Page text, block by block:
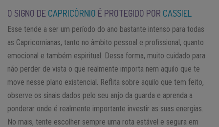
O SIGNO DE CAPRICÓRNIO É PROTEGIDO POR CASSIEL
Esse tende a ser um período do ano bastante intenso para todas
as Capricornianas, tanto no âmbito pessoal e profissional, quanto
emocional e também espiritual. Dessa forma, muito cuidado para
não perder de vista o que realmente importa nem aquilo que te
move nesse plano existencial. Reflita sobre aquilo que tem feito,
observe os sinais dados pelo seu anjo da guarda e aprenda a
ponderar onde é realmente importante investir as suas energias.
No mais, tente escolher sempre uma rota estável e segura em